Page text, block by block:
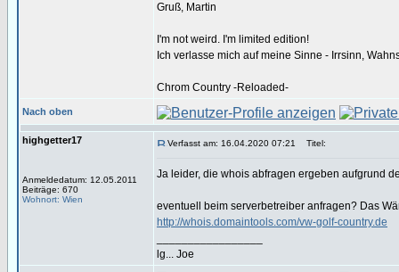
Gruß, Martin
I'm not weird. I'm limited edition!
Ich verlasse mich auf meine Sinne - Irrsinn,
Chrom Country -Reloaded-
Nach oben
highgetter17
Anmeldedatum: 12.05.2011
Beiträge: 670
Wohnort: Wien
Verfasst am: 16.04.2020 07:21 Titel:
Ja leider, die whois abfragen ergeben aufgrund
eventuell beim serverbetreiber anfragen? Das
http://whois.domaintools.com/vw-golf-country.de
lg... Joe